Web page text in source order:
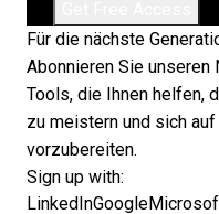
Für die nächste
Abonnieren Sie unseren
Tools, die Ihnen helfen,
zu meistern und sich
vorzubereiten.
Sign up with:
LinkedInGoogle